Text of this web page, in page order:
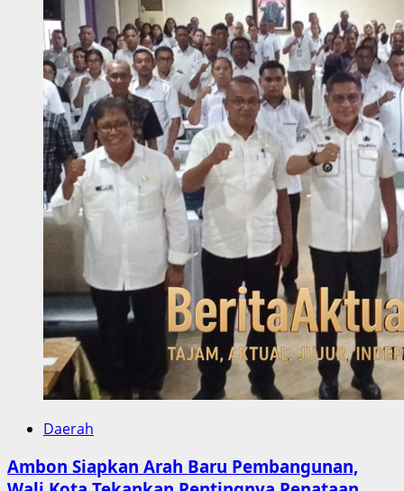
Daerah
Ambon Siapkan Arah Baru Pembangunan,